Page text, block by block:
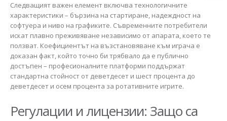
Следващият важен елемент включва технологичните
характеристики – бързина на стартиране, надеждност на
софтуера и ниво на графиките. Съвременните потребители
искат плавно преживяване независимо от апарата, което те
ползват. Коефициентът на възстановяване към играча е
доказан факт, който точно би трябвало да е публично
достъпен – професионалните платформи поддържат
стандартна стойност от деветдесет и шест процента до
деветдесет и осем процента за ротативните игрите.
Регулации и лицензии: Защо са